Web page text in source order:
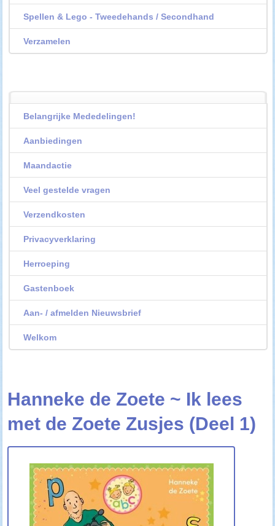
Spellen & Lego - Tweedehands / Secondhand
Verzamelen
Belangrijke Mededelingen!
Aanbiedingen
Maandactie
Veel gestelde vragen
Verzendkosten
Privacyverklaring
Herroeping
Gastenboek
Aan- / afmelden Nieuwsbrief
Welkom
Hanneke de Zoete ~ Ik lees
met de Zoete Zusjes (Deel 1)